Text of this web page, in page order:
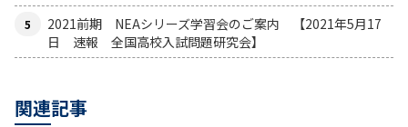
2021前期 NEAシリーズ学習会のご案内 【2021年5月17
日 速報 全国高校入試問題研究会】
関連記事